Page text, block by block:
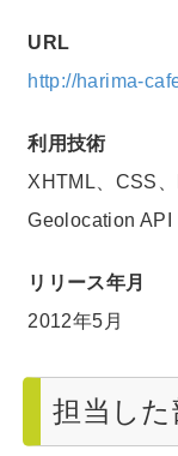
URL
http://harima-
利用技術
XHTML、CSS
Geolocation API
リリース年月
2012年5月
担当した